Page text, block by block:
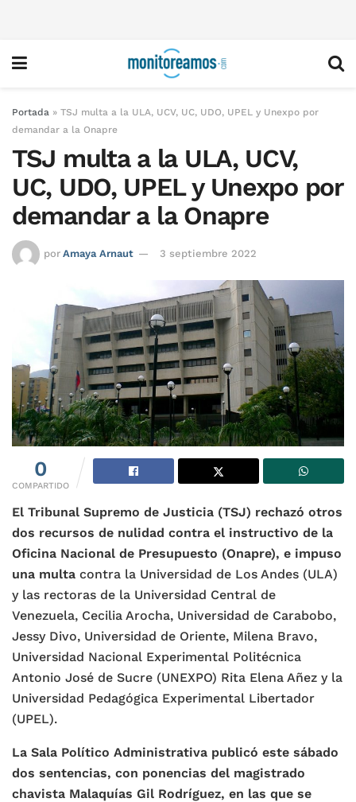
Portada » TSJ multa a la ULA, UCV, UC, UDO, UPEL y Unexpo por
demandar a la Onapre
TSJ multa a la ULA, UCV,
UC, UDO, UPEL y Unexpo por
demandar a la Onapre
por Amaya Arnaut 3 septiembre 2022
0
COMPARTIDO
El Tribunal Supremo de Justicia (TSJ) rechazó otros
dos recursos de nulidad contra el instructivo de la
Oficina Nacional de Presupuesto (Onapre), e impuso
una multa contra la Universidad de Los Andes (ULA)
y las rectoras de la Universidad Central de
Venezuela, Cecilia Arocha, Universidad de Carabobo,
Jessy Divo, Universidad de Oriente, Milena Bravo,
Universidad Nacional Experimental Politécnica
Antonio José de Sucre (UNEXPO) Rita Elena Añez y la
Universidad Pedagógica Experimental Libertador
(UPEL).
La Sala Político Administrativa publicó este sábado
dos sentencias, con ponencias del magistrado
chavista Malaquías Gil Rodríguez, en las que se